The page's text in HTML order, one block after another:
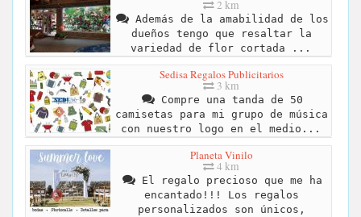
2 km
Además de la amabilidad de los
dueños tengo que resaltar la
variedad de flor cortada ...
Sedisa Regalos Publicitarios
3 km
Compre una tanda de 50
camisetas para mi grupo de música
con nuestro logo en el medio...
Planeta Vinilo
4 km
El regalo precioso que me ha
encantado!!! Los regalos
personalizados son únicos,